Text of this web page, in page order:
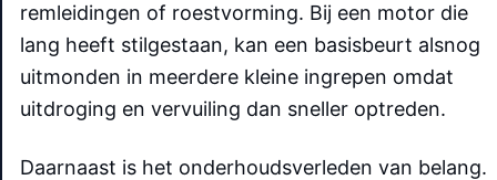
remleidingen of roestvorming. Bij een motor die
lang heeft stilgestaan, kan een basisbeurt alsnog
uitmonden in meerdere kleine ingrepen omdat
uitdroging en vervuiling dan sneller optreden.
Daarnaast is het onderhoudsverleden van belang.